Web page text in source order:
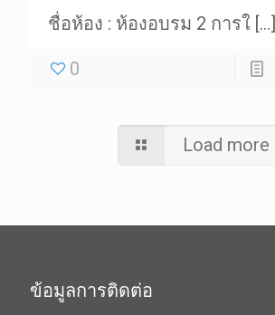
ชื่อห้อง : ห้องอบรม 2 การใ […]
0
Load more
ข้อมูลการติดต่อ